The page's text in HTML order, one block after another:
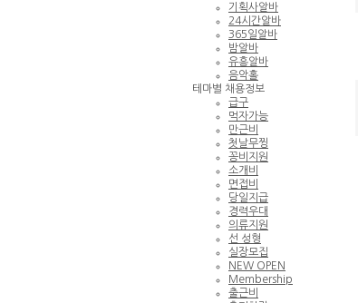
기획사알바
24시간알바
365일알바
밤알바
유흥알바
음악홀
테마별 채용정보
급구
먹자가능
만근비
첫날무찡
꽁비지원
소개비
면접비
당일지급
경력우대
의류지원
선 성형
실장모집
NEW OPEN
Membership
출근비